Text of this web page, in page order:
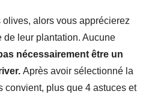
alors vous apprécierez
de leur plantation. Aucune
nécessairement être un
Après avoir sélectionné la
convient, plus que 4 astuces et